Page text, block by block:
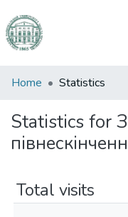
Communities
Collections
All of DSpace
Home Statistics
Statistics for
Total visits